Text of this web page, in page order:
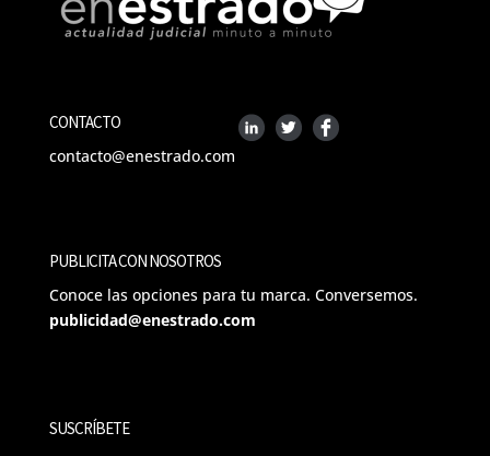
CONTACTO
contacto@enestrado.com
PUBLICITA CON NOSOTROS
Conoce las opciones para tu marca. Conversemos.
publicidad@enestrado.com
SUSCRÍBETE